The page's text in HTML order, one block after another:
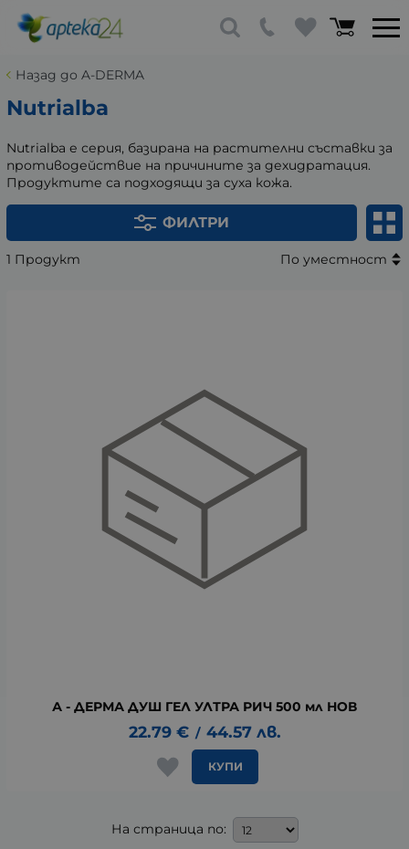
Назад до A-DERMA
Nutrialba
Nutrialba е серия, базирана на растителни съставки за
противодействие на причините за дехидратация.
Продуктите са подходящи за суха кожа.
ФИЛТРИ
1 Продукт По уместност
А - ДЕРМА ДУШ ГЕЛ УЛТРА РИЧ 500 мл НОВ
22.79 € / 44.57 лв.
КУПИ
На страница по: